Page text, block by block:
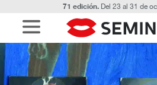
71 edición.Del 23 al 31 de